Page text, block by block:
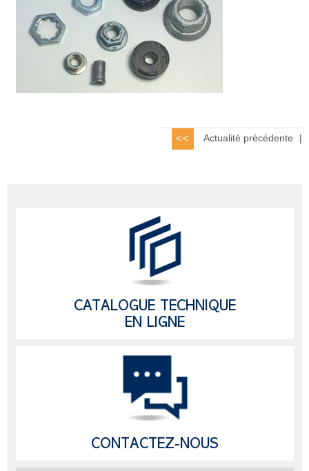
Actualité précédente |
CATALOGUE TECHNIQUE
EN LIGNE
CONTACTEZ-NOUS